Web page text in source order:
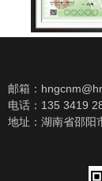
邮箱：
电话：135 3419
地址：湖南省邵阳